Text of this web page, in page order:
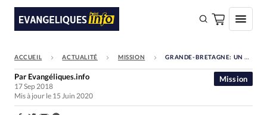
FAIRE UN DON
Faire un don
ACCUEIL ACTUALITÉ MISSION GRANDE-BRETAGNE: UN VÉTÉRAN DU DÉBARQUEMENT SAUTE EN PARACHUTE POUR L’ARMÉE DU SALUT
Mission
Par Evangéliques.info
17 Sep 2018
Mis à jour le 15 Juin 2020